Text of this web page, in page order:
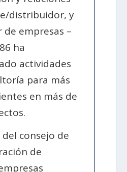
distribuidor, y
empresas –
ha
actividades
para más
en más de
consejo de
de